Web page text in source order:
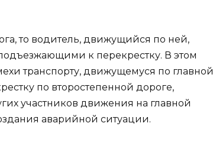
то водитель, движущийся по ней,
к перекрестку. В этом
транспорту, движущемуся по главной
по второстепенной дороге,
участников движения на главной
аварийной ситуации.